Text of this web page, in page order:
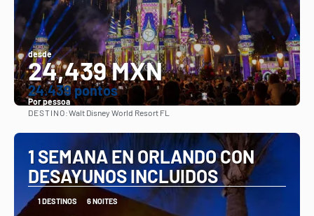
desde
24,439 MXN
24.439 pontos
Por pessoa
Vejo
DESTINO:Walt Disney World Resort FL
1 SEMANA EN ORLANDO CON
DESAYUNOS INCLUIDOS
1 DESTINOS 6 NOITES